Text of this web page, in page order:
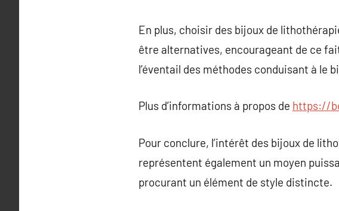
En plus, choisir des bijoux de
être alternatives, encourageant de ce
l’éventail des méthodes conduisant à le
Plus d’informations à propos de https://
Pour conclure, l’intérêt des bijoux de
représentent également un moyen
procurant un élément de style distincte.